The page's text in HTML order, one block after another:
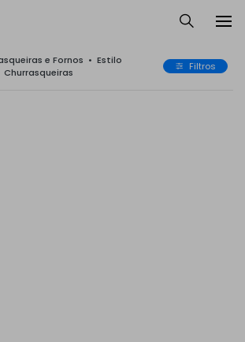
e Fornos • Estilo
Churrasqueiras Filtros